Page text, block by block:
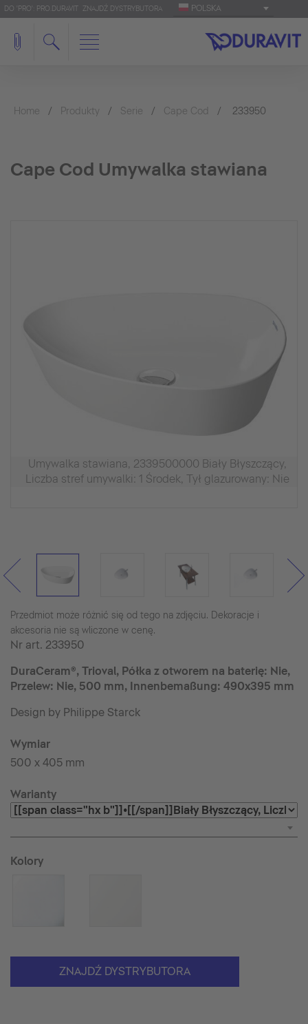
DO 'PRO': PRO.DURAVIT ZNAJDŹ DYSTRYBUTORA POLSKA
Home Produkty Serie Cape Cod 233950
Cape Cod Umywalka stawiana
Umywalka stawiana, 2339500000 Biały Błyszczący,
Liczba stref umywalki: 1 Środek, Tył glazurowany: Nie
Przedmiot może różnić się od tego na zdjęciu. Dekoracje i
akcesoria nie są wliczone w cenę.
Nr art. 233950
DuraCeram®, Trioval, Półka z otworem na baterię: Nie,
Przelew: Nie, 500 mm, Innenbemaßung: 490x395 mm
Design by Philippe Starck
Wymiar
500 x 405 mm
Warianty
Kolory
ZNAJDŹ DYSTRYBUTORA